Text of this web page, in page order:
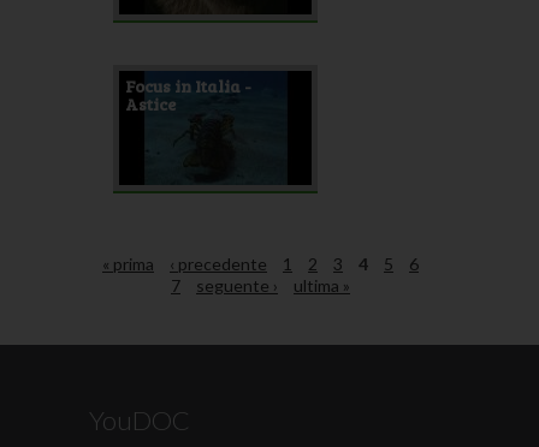
Focus in Italia -
Astice
« prima ‹ precedente 1 2 3 4 5
6
7
seguente › ultima »
YouDOC